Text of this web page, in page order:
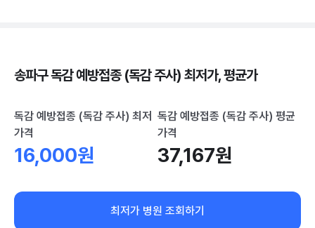
송파구 독감 예방접종 (독감 주사) 최저가, 평균가
독감 예방접종 (독감 주사) 최저
가격
16,000원
독감 예방접종 (독감 주사) 평균
가격
37,167원
최저가 병원 조회하기